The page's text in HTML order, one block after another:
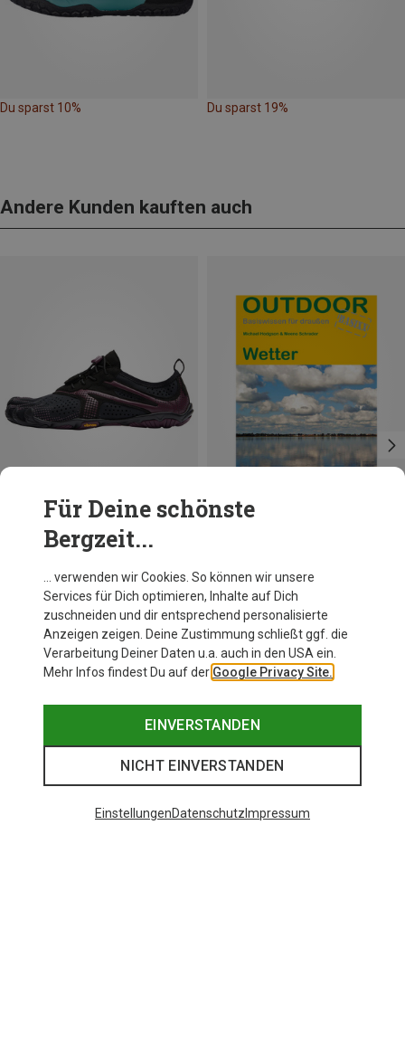
Du sparst 10% Du sparst 19%
Andere Kunden kauften auch
Du sparst 27%
Conrad Stein
Wetter - Outdoor Basixx
9,90 €
Für Deine schönste
Bergzeit...
… verwenden wir Cookies. So können wir unsere
Services für Dich optimieren, Inhalte auf Dich
zuschneiden und dir entsprechend personalisierte
Anzeigen zeigen. Deine Zustimmung schließt ggf. die
Verarbeitung Deiner Daten u.a. auch in den USA ein.
Mehr Infos findest Du auf der Google Privacy Site.
EINVERSTANDEN
NICHT EINVERSTANDEN
EinstellungenDatenschutz Impressum